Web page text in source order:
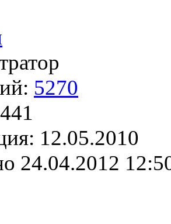
5270
12.05.2010
24.04.2012